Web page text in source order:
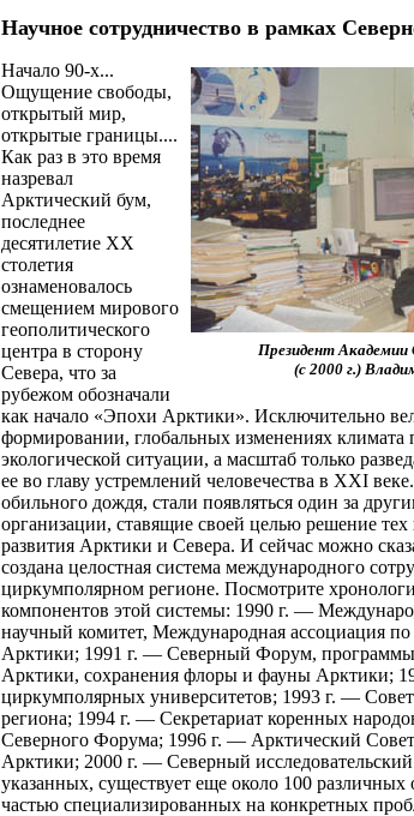
Научное сотрудничество в рамках
Президент Академии
(с 2000 г.)
Начало 90-х...
Ощущение свободы,
открытый мир,
открытые границы....
Как раз в это время
назревал
Арктический бум,
последнее
десятилетие ХХ
столетия
ознаменовалось
смещением мирового
геополитического
центра в сторону
Севера, что за
рубежом обозначали
как начало «Эпохи Арктики». Исключительно
формировании, глобальных изменениях климата
экологической ситуации, а масштаб только
ее во главу устремлений человечества в XXI
обильного дождя, стали появляться один за
организации, ставящие своей целью решение
развития Арктики и Севера. И сейчас можно
создана целостная система международного
циркумполярном регионе. Посмотрите
компонентов этой системы: 1990 г. —
научный комитет, Международная ассоциация
Арктики; 1991 г. — Северный Форум,
Арктики, сохранения флоры и фауны Арктики;
циркумполярных университетов; 1993 г. —
региона; 1994 г. — Секретариат коренных
Северного Форума; 1996 г. — Арктический
Арктики; 2000 г. — Северный
указанных, существует еще около 100
частью специализированных на конкретных